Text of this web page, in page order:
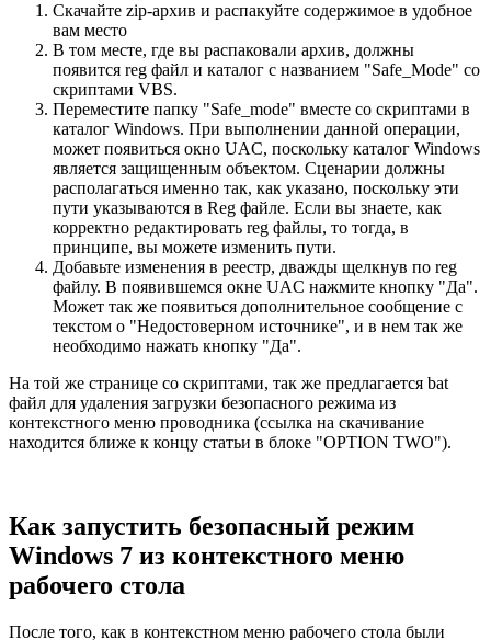
Скачайте zip-архив и распакуйте содержимое в удобное
вам место
В том месте, где вы распаковали архив, должны
появится reg файл и каталог с названием "Safe_Mode" со
скриптами VBS.
Переместите папку "Safe_mode" вместе со скриптами в
каталог Windows. При выполнении данной операции,
может появиться окно UAC, поскольку каталог Windows
является защищенным объектом. Сценарии должны
располагаться именно так, как указано, поскольку эти
пути указываются в Reg файле. Если вы знаете, как
корректно редактировать reg файлы, то тогда, в
принципе, вы можете изменить пути.
Добавьте изменения в реестр, дважды щелкнув по reg
файлу. В появившемся окне UAC нажмите кнопку "Да".
Может так же появиться дополнительное сообщение с
текстом о "Недостоверном источнике", и в нем так же
необходимо нажать кнопку "Да".
На той же странице со скриптами, так же предлагается bat
файл для удаления загрузки безопасного режима из
контекстного меню проводника (ссылка на скачивание
находится ближе к концу статьи в блоке "OPTION TWO").
Как запустить безопасный режим
Windows 7 из контекстного меню
рабочего стола
После того, как в контекстном меню рабочего стола были